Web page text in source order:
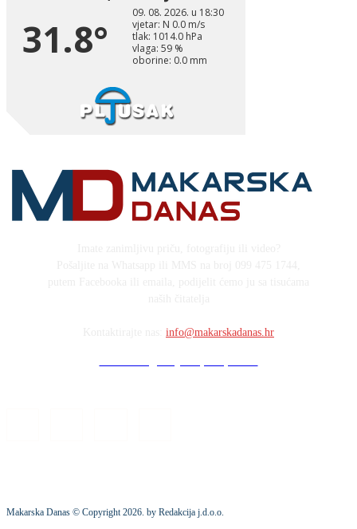
info@makarskadanas.hr
Makarska Danas © Copyright2026. by Redakcija j.d.o.o.